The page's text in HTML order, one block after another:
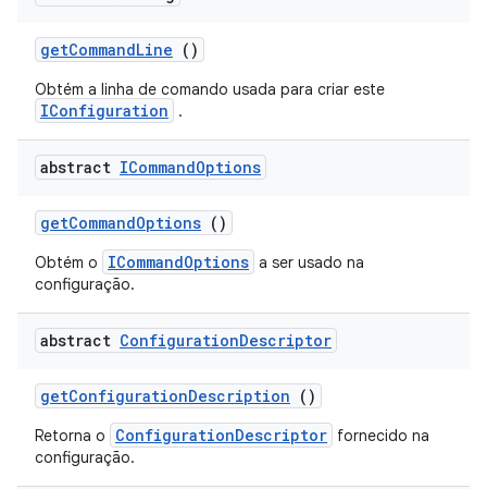
getCommandLine ()
Obtém a linha de comando usada para criar este
IConfiguration .
abstract ICommandOptions
getCommandOptions ()
Obtém o ICommandOptions a ser usado na
configuração.
abstract ConfigurationDescriptor
getConfigurationDescription ()
Retorna o ConfigurationDescriptor fornecido na
configuração.